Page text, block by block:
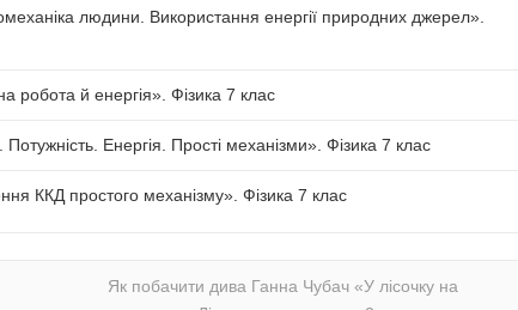
людини. Використання енергії природних джерел».
робота й енергія». Фізика 7 клас
Енергія. Прості механізми». Фізика 7 клас
ККД простого механізму». Фізика 7 клас
Як побачити дива Ганна Чубач «У лісочку на